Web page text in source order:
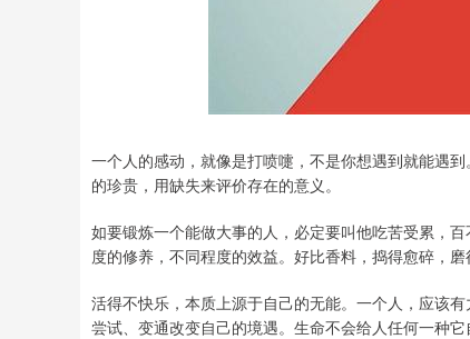
一个人的感动，就像是打喷嚏，不是你想遇到就能遇
的珍贵，用缺失来评价存在的意义。
如要锻炼一个能做大事的人，必定要叫他吃苦受累，
度的修养，不同程度的效益。好比香料，捣得愈碎，磨
活得不快乐，本质上源于自己的无能。一个人，应该
尝试、变通改变自己的境遇。生命不会给人任何一种它